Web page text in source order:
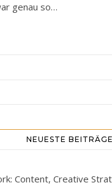
genau so…
NEUESTE BEITRÄGE
Content, Creative